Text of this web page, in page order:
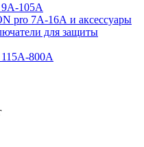
9А-105А
pro 7А-16А и аксессуары
для защиты
800А